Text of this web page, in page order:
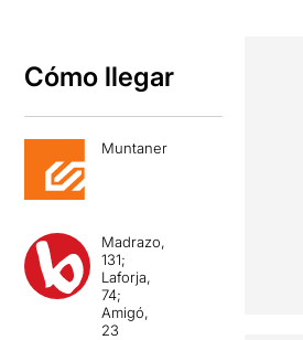
Cómo llegar
Muntaner
Madrazo,
131;
Laforja,
74;
Amigó,
23